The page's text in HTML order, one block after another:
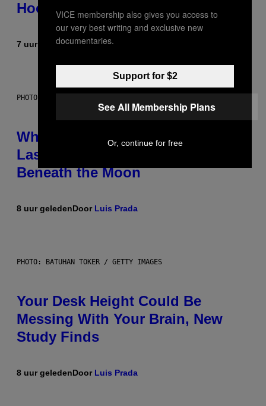
Hooks
7 uur geledenDoorCaleb Catlin
PHOTO: NASA; DR PIXEL / GETTY IMAGES
Why NASA Wants to Send a
Laser-Powered Drone Into Caves
Beneath the Moon
8 uur geledenDoor Luis Prada
PHOTO: BATUHAN TOKER / GETTY IMAGES
Your Desk Height Could Be
Messing With Your Brain, New
Study Finds
8 uur geledenDoor Luis Prada
VICE membership also gives you access to
our very best writing and exclusive new
documentaries.
Support for $2
See All Membership Plans
Or, continue for free